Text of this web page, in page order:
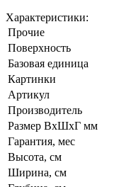
Характеристики:
Прочие
Поверхность
Базовая единица
Картинки
Артикул
Производитель
Размер ВхШхГ мм
Гарантия, мес
Высота, см
Ширина, см